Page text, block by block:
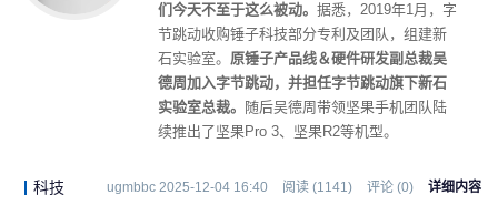
们今天不至于这么被动。 据悉，2019年1月，字
节跳动收购锤子科技部分专利及团队，组建新
石实验室。 原锤子产品线＆硬件研发副总裁吴
德周加入字节跳动，并担任字节跳动旗下新石
实验室总裁。
随后吴德周带领坚果手机团队陆
续推出了坚果Pro 3、坚果R2等机型。
科技 ugmbbc 2025-12-04 16:40 阅读 (1141) 评论 (0) 详细内容